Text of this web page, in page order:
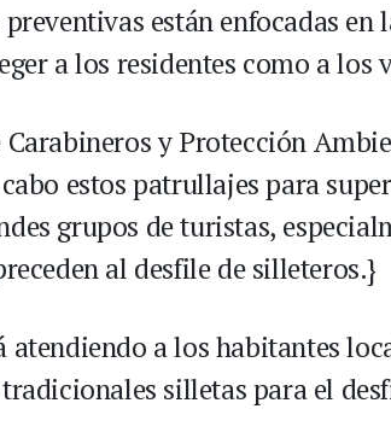
están enfocadas
a los residentes como a los
Carabineros y Protección
estos patrullajes para
grupos de turistas,
al desfile de silleteros.}
atendiendo a los habitantes
silletas para el